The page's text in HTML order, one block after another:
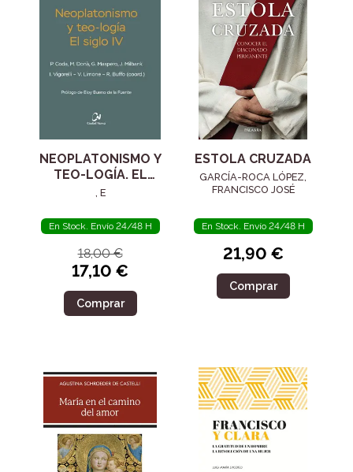
NEOPLATONISMO Y
TEO-LOGÍA. EL
SIGLO IV
, E
En Stock. Envío 24/48 H
18,00 €
17,10 €
Comprar
ESTOLA CRUZADA
GARCÍA-ROCA LÓPEZ,
FRANCISCO JOSÉ
En Stock. Envío 24/48 H
21,90 €
Comprar